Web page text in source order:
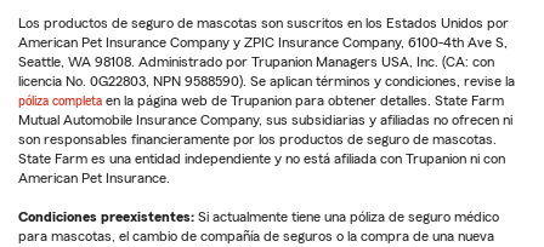
Los productos de seguro de mascotas son suscritos en los Estados Unidos por
American Pet Insurance Company y ZPIC Insurance Company, 6100-4th Ave S,
Seattle, WA 98108. Administrado por Trupanion Managers USA, Inc. (CA: con
licencia No. 0G22803, NPN 9588590). Se aplican términos y condiciones, revise la
póliza completa en la página web de Trupanion para obtener detalles. State Farm
Mutual Automobile Insurance Company, sus subsidiarias y afiliadas no ofrecen ni
son responsables financieramente por los productos de seguro de mascotas.
State Farm es una entidad independiente y no está afiliada con Trupanion ni con
American Pet Insurance.
Condiciones preexistentes: Si actualmente tiene una póliza de seguro médico
para mascotas, el cambio de compañía de seguros o la compra de una nueva